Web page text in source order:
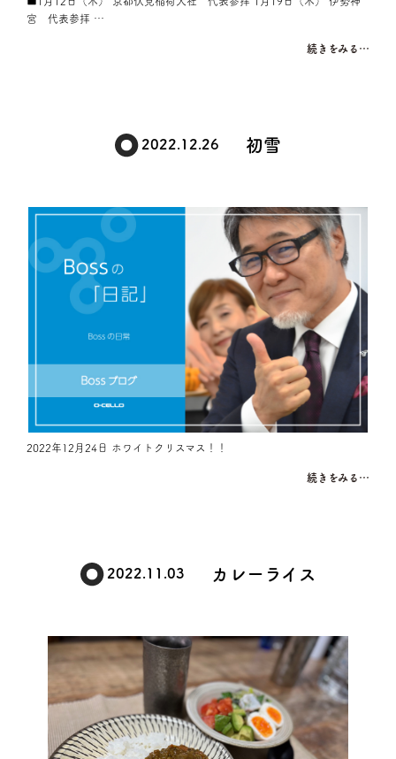
宮 代表参拝 …
続きをみる…
2022.12.26 初雪
2022年12月24日 ホワイトクリスマス！！
続きをみる…
2022.11.03 カレーライス